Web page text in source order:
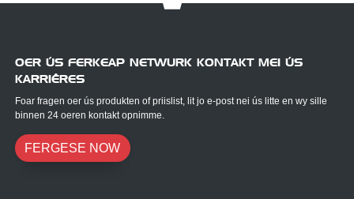
OER ÚS FERKEAP NETWURK KONTAKT MEI ÚS
KARRIÊRES
Foar fragen oer ús produkten of priislist, lit jo e-post nei ús litte en wy sille
binnen 24 oeren kontakt opnimme.
FERGESE NOW